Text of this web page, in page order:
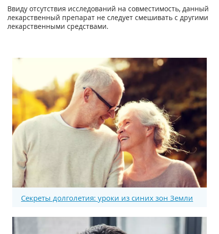
Ввиду отсутствия исследований на совместимость, данный
лекарственный препарат не следует смешивать с другими
лекарственными средствами.
Секреты долголетия: уроки из синих зон Земли